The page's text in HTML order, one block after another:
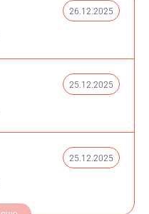
26.12.2025
25.12.2025
25.12.2025